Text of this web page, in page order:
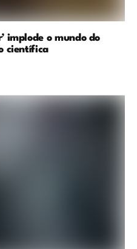
implode o mundo do
científica